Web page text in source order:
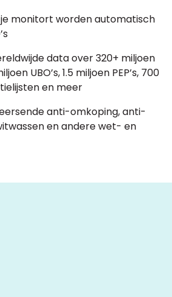
monitort worden automatisch
data over 320+ miljoen
UBO’s, 1.5 miljoen PEP’s, 700
en meer
anti-omkoping, anti-
en andere wet- en